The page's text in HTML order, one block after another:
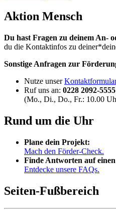
Aktion Mensch
Du hast Fragen zu deinem An-
du die Kontaktinfos zu
Sonstige Anfragen zur
Nutze unser
Ruf uns an: 0228 2092-5555
(Mo., Di., Do., Fr.: 10.00
Rund um die Uhr
Plane dein Projekt:
Mach den Förder-Check.
Finde Antworten auf
Entdecke unsere FAQs.
Seiten-Fußbereich